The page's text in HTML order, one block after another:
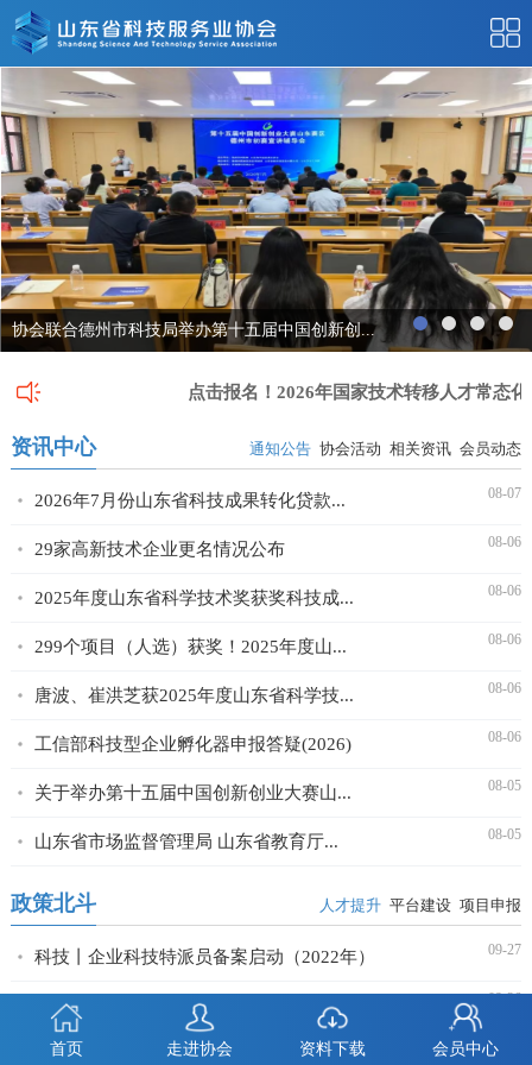
协会联合德州市科技局举办第十五届中国创新创...
点击报名！2026年国家技术转移人才常态化
资讯中心 通知公告 协会活动 相关资讯 会员动态
2026年7月份山东省科技成果转化贷款... 08-07
29家高新技术企业更名情况公布 08-06
2025年度山东省科学技术奖获奖科技成... 08-06
299个项目（人选）获奖！2025年度山... 08-06
唐波、崔洪芝获2025年度山东省科学技... 08-06
工信部科技型企业孵化器申报答疑(2026) 08-06
关于举办第十五届中国创新创业大赛山... 08-05
山东省市场监督管理局 山东省教育厅... 08-05
政策北斗 人才提升 平台建设 项目申报
科技丨企业科技特派员备案启动（2022年） 09-27
人社丨聘任院士经费申报（2022年度） 09-26
工信丨省新旧动能转换公共实训基地申报 04-22
首页 走进协会 资料下载 会员中心